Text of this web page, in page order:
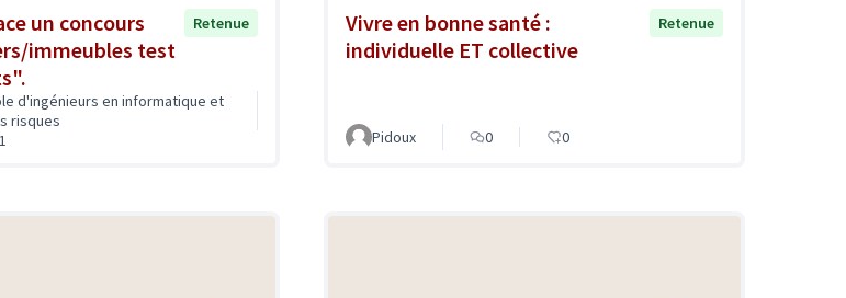
un concours
immeubles test
Retenue
d'ingénieurs en informatique et
risques
1
Vivre en bonne santé :
individuelle ET collective
Retenue
Pidoux 0 0